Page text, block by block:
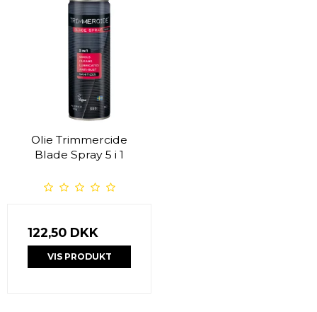
Olie Trimmercide
Blade Spray 5 i 1
122,50 DKK
VIS PRODUKT